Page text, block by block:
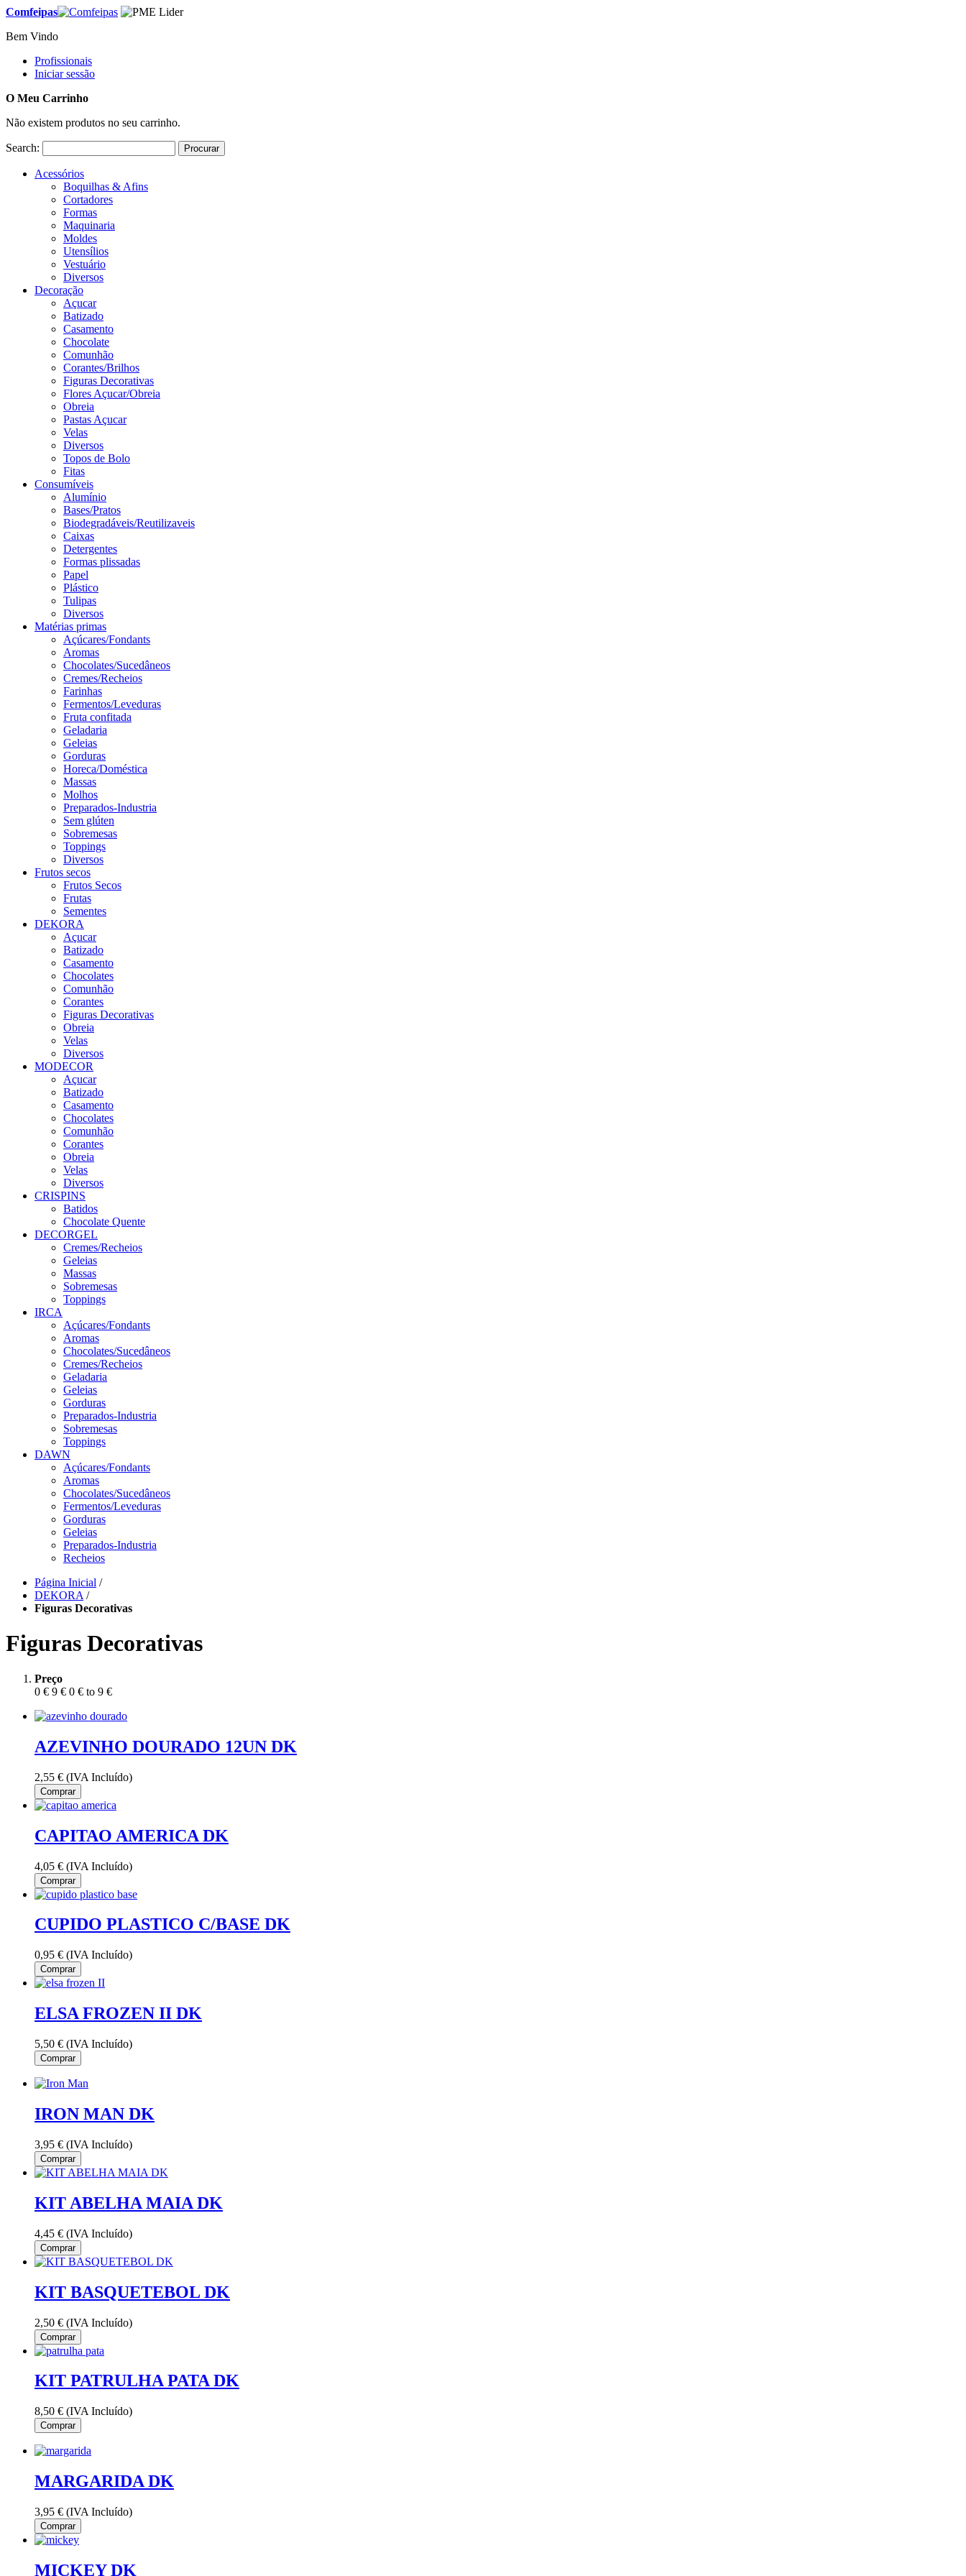
Comfeipas
Bem Vindo
Profissionais
Iniciar sessão
O Meu Carrinho
Não existem produtos no seu carrinho.
Search: Procurar
Acessórios
Boquilhas & Afins
Cortadores
Formas
Maquinaria
Moldes
Utensílios
Vestuário
Diversos
Decoração
Açucar
Batizado
Casamento
Chocolate
Comunhão
Corantes/Brilhos
Figuras Decorativas
Flores Açucar/Obreia
Obreia
Pastas Açucar
Velas
Diversos
Topos de Bolo
Fitas
Consumíveis
Alumínio
Bases/Pratos
Biodegradáveis/Reutilizaveis
Caixas
Detergentes
Formas plissadas
Papel
Plástico
Tulipas
Diversos
Matérias primas
Açúcares/Fondants
Aromas
Chocolates/Sucedâneos
Cremes/Recheios
Farinhas
Fermentos/Leveduras
Fruta confitada
Geladaria
Geleias
Gorduras
Horeca/Doméstica
Massas
Molhos
Preparados-Industria
Sem glúten
Sobremesas
Toppings
Diversos
Frutos secos
Frutos Secos
Frutas
Sementes
DEKORA
Açucar
Batizado
Casamento
Chocolates
Comunhão
Corantes
Figuras Decorativas
Obreia
Velas
Diversos
MODECOR
Açucar
Batizado
Casamento
Chocolates
Comunhão
Corantes
Obreia
Velas
Diversos
CRISPINS
Batidos
Chocolate Quente
DECORGEL
Cremes/Recheios
Geleias
Massas
Sobremesas
Toppings
IRCA
Açúcares/Fondants
Aromas
Chocolates/Sucedâneos
Cremes/Recheios
Geladaria
Geleias
Gorduras
Preparados-Industria
Sobremesas
Toppings
DAWN
Açúcares/Fondants
Aromas
Chocolates/Sucedâneos
Fermentos/Leveduras
Gorduras
Geleias
Preparados-Industria
Recheios
Página Inicial /
DEKORA /
Figuras Decorativas
Figuras Decorativas
Preço
0 € 9 € 0 € to 9 €
AZEVINHO DOURADO 12UN DK
2,55 € (IVA Incluído)
Comprar
CAPITAO AMERICA DK
4,05 € (IVA Incluído)
Comprar
CUPIDO PLASTICO C/BASE DK
0,95 € (IVA Incluído)
Comprar
ELSA FROZEN II DK
5,50 € (IVA Incluído)
Comprar
IRON MAN DK
3,95 € (IVA Incluído)
Comprar
KIT ABELHA MAIA DK
4,45 € (IVA Incluído)
Comprar
KIT BASQUETEBOL DK
2,50 € (IVA Incluído)
Comprar
KIT PATRULHA PATA DK
8,50 € (IVA Incluído)
Comprar
MARGARIDA DK
3,95 € (IVA Incluído)
Comprar
MICKEY DK